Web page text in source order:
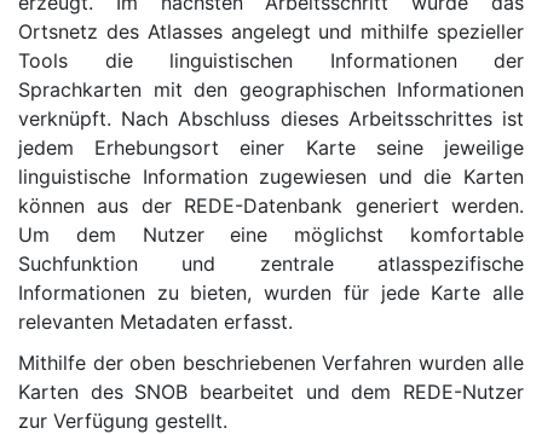
Ortsnetz des Atlasses angelegt und mithilfe spezieller
Tools die linguistischen Informationen der
Sprachkarten mit den geographischen Informationen
verknüpft. Nach Abschluss dieses Arbeitsschrittes ist
jedem Erhebungsort einer Karte seine jeweilige
linguistische Information zugewiesen und die Karten
können aus der REDE-Datenbank generiert werden.
Um dem Nutzer eine möglichst komfortable
Suchfunktion und zentrale atlasspezifische
Informationen zu bieten, wurden für jede Karte alle
relevanten Metadaten erfasst.
Mithilfe der oben beschriebenen Verfahren wurden alle
Karten des SNOB bearbeitet und dem REDE-Nutzer
zur Verfügung gestellt.